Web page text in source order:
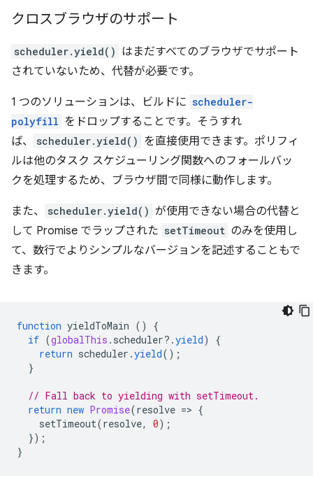
クロスブラウザのサポート
scheduler.yield() はまだすべてのブラウザでサポート
されていないため、代替が必要です。
1 つのソリューションは、ビルドに scheduler-
polyfill をドロップすることです。そうすれ
ば、
scheduler.yield() を直接使用できます。ポリフィ
ルは他のタスク スケジューリング関数へのフォールバッ
クを処理するため、ブラウザ間で同様に動作します。
また、 scheduler.yield() が使用できない場合の代替と
して Promise でラップされた setTimeout のみを使用し
て、数行でよりシンプルなバージョンを記述することもで
きます。
function yieldToMain ()
{
if (globalThis . scheduler? .yield)
{
return scheduler .yield();
}
// Fall back to yielding with setTimeout.
return new Promise(resolve => {
setTimeout(resolve, 0);
});
}